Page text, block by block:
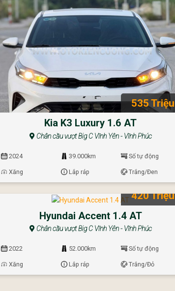
535 Triệu
Kia K3 Luxury 1.6 AT
Chân cầu vượt Big C Vĩnh Yên - Vĩnh Phúc
2024 39.000km Số tự động
Xăng Lắp ráp Trắng/Đen
420 Triệu
Hyundai Accent 1.4 AT
Chân cầu vượt Big C Vĩnh Yên - Vĩnh Phúc
2022 52.000km Số tự động
Xăng Lắp ráp Trắng/Đỏ